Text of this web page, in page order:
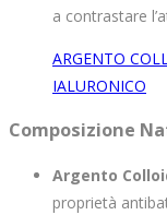
a contrastare
ARGENTO
IALURONICO
Composizione
Argento
proprietà